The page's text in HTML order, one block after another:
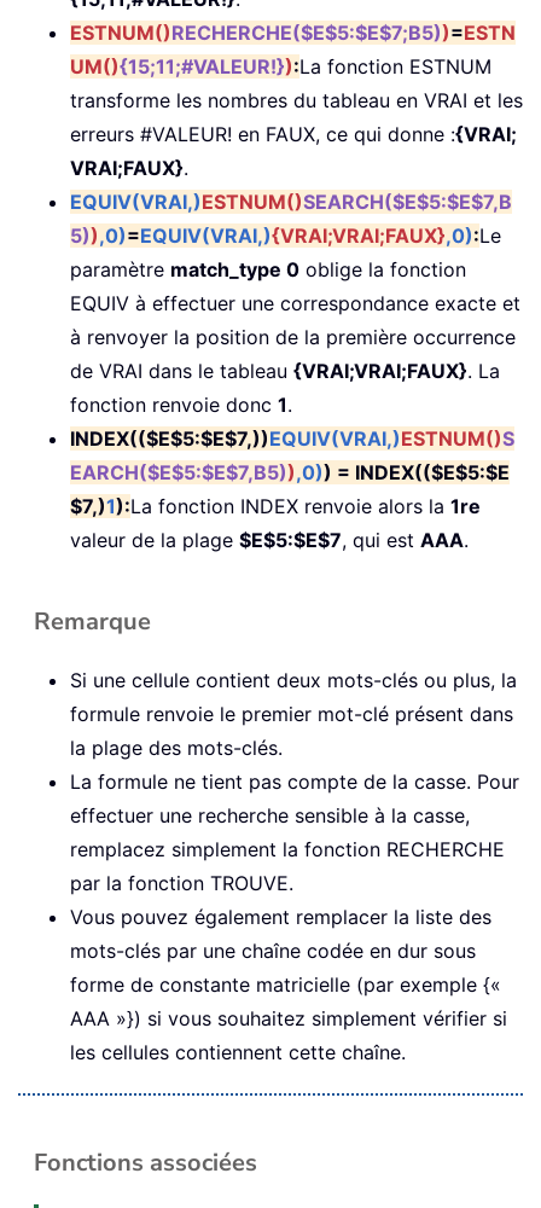
ESTNUM()RECHERCHE($E$5:$E$7;B5))=ESTN
UM(){15;11;#VALEUR!}):La fonction ESTNUM
transforme les nombres du tableau en VRAI et les
erreurs #VALEUR! en FAUX, ce qui donne :{VRAI;
VRAI;FAUX}.
EQUIV(VRAI,)ESTNUM()SEARCH($E$5:$E$7,B
5)),0)=EQUIV(VRAI,){VRAI;VRAI;FAUX},0):Le
paramètre match_type 0 oblige la fonction
EQUIV à effectuer une correspondance exacte et
à renvoyer la position de la première occurrence
de VRAI dans le tableau {VRAI;VRAI;FAUX}. La
fonction renvoie donc 1.
INDEX(($E$5:$E$7,))EQUIV(VRAI,)ESTNUM()S
EARCH($E$5:$E$7,B5)),0)) = INDEX(($E$5:$E
$7,)1):La fonction INDEX renvoie alors la 1re
valeur de la plage $E$5:$E$7, qui est AAA.
Remarque
Si une cellule contient deux mots-clés ou plus, la
formule renvoie le premier mot-clé présent dans
la plage des mots-clés.
La formule ne tient pas compte de la casse. Pour
effectuer une recherche sensible à la casse,
remplacez simplement la fonction RECHERCHE
par la fonction TROUVE.
Vous pouvez également remplacer la liste des
mots-clés par une chaîne codée en dur sous
forme de constante matricielle (par exemple {«
AAA »}) si vous souhaitez simplement vérifier si
les cellules contiennent cette chaîne.
Fonctions associées